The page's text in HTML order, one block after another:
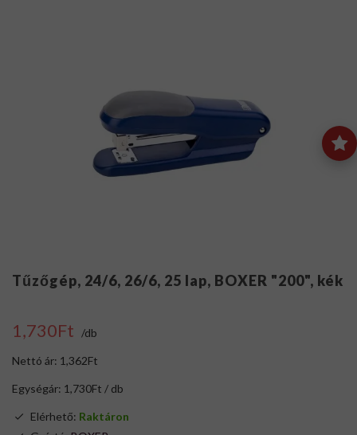
Tűzőgép, 24/6, 26/6, 25 lap, BOXER "200", kék
1,730Ft /db
Nettó ár: 1,362Ft
Egységár: 1,730Ft / db
Elérhető: Raktáron